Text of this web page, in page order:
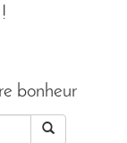
bonheur